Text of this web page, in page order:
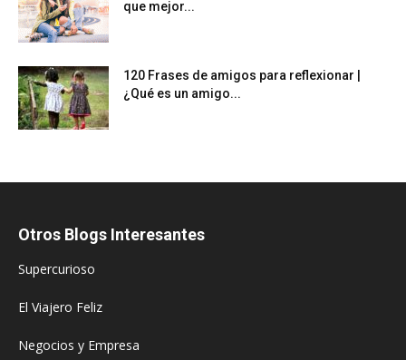
que mejor...
120 Frases de amigos para reflexionar |
¿Qué es un amigo...
Otros Blogs Interesantes
Supercurioso
El Viajero Feliz
Negocios y Empresa